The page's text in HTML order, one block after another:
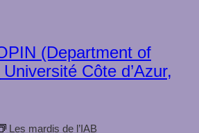
(Department of
Côte d’Azur,
Les mardis de l’IAB